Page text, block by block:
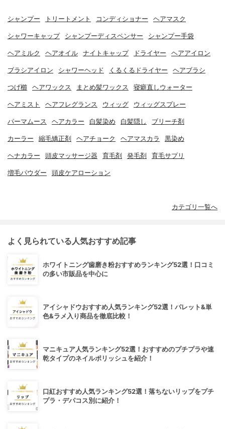
シャンプー トリートメント コンディショナー ヘアマスク
シャワーキャップ シャンプーディスペンサー シャンプー手袋
ヘアミルク ヘアオイル ナイトキャップ ドライヤー ヘアアイロン
ブラシアイロン シャワーヘッド くるくるドライヤー ヘアブラシ
つげ櫛 ヘアワックス まとめ髪ワックス 寝癖直しウォーター
ヘアミスト ヘアフレグランス ウィッグ ウィッグスプレー
パーマムース ヘアカラー 白髪染め 白髪隠し ブリーチ剤
カーラー 縮毛矯正剤 ヘアチョーク ヘアマスカラ 黒染め
ヘナカラー 頭皮マッサージ器 育毛剤 発毛剤 育毛サプリ
増毛パウダー 頭皮ケアローション
カテゴリ一覧へ
よく見られている人気おすすめ記事
ホワイトニング歯磨き粉おすすめランキング52選！口コミ
の多い市販品を中心に
アイシャドウおすすめ人気ランキング52選！パレット&単
色&ラメ入り商品を徹底比較！
マニキュア人気ランキング52選！おすすめのプチプラや速
乾タイプのネイルポリッシュを紹介！
口紅おすすめ人気ランキング52選！落ちないリップをプチ
プラ・デパコス別に紹介！